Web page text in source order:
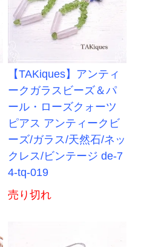
【TAKiques】アンティ
ークガラスビーズ＆パ
ール・ローズクォーツ
ピアス アンティークビ
ーズ/ガラス/天然石/ネッ
クレス/ビンテージ de-7
4-tq-019
売り切れ